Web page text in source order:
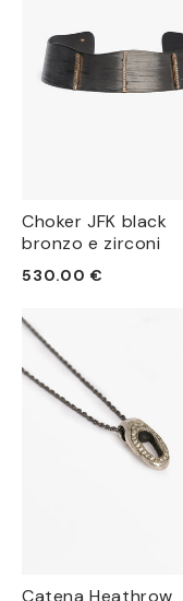
Choker JFK black
bronzo e zirconi
Prezzo
listino
530.00 €
Catena Heathrow